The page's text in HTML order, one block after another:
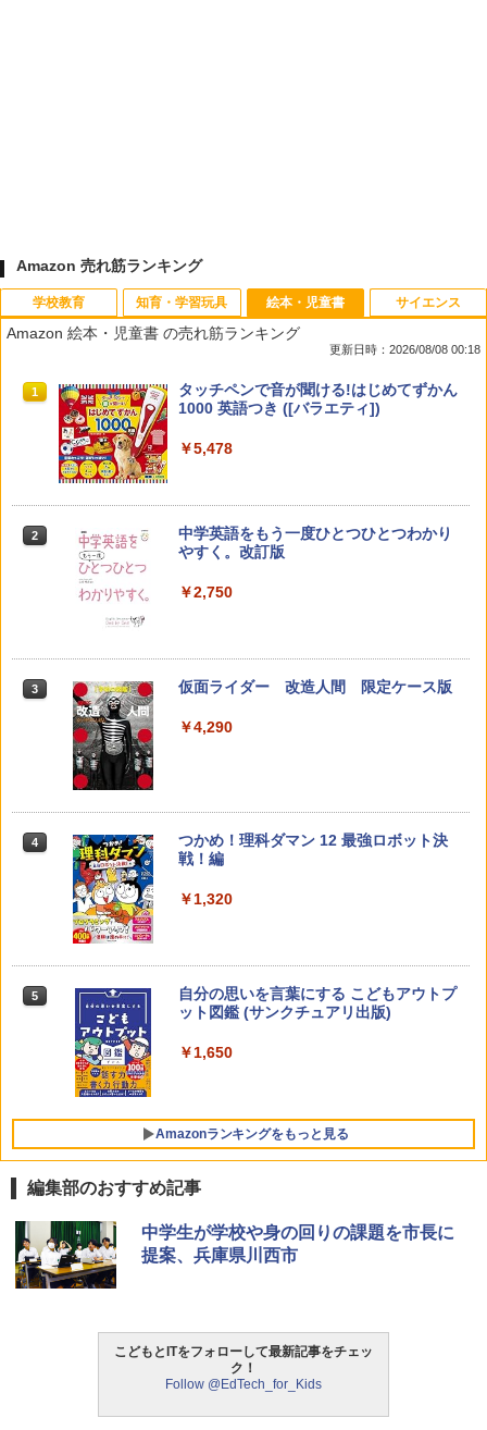
Amazon 売れ筋ランキング
学校教育
1 教育者のためのコーチング入門
2 先生のためのGoogle AI完全攻略図鑑
￥-
3
カウンセリングとは何か 変化するという
4 子どもが変わる魔法の言葉
￥2,200
5
ゼロからわかる！ みるみる図形に強く
なるマンガ
￥1,430
知育・学習玩具
1
Amazon Fire HD 10 キッズモデル (10イ
ンチ) ピンク 対象年齢3歳から 数千点の
2
パイロット スイスイおえかき for Study
何回も書ける! れんしゅうボード ひらが
な・カタカナ・すうじ・ABC 3歳以上 知
育
【くもん出版公式特別セット】くもん出
版(KUMON PUBLISHING) くもんの日本
￥4,046
くもん出版(KUMON PUBLISHING) ロジ
￥2,127
ンツが1年間使い放題
￥26,980
絵本・児童書
Amazon 絵本・児童書 の売れ筋ランキング
更新日時：2026/08/08 00:18
1
タッチペンで音が聞ける!はじめてずかん
1000 英語つき ([バラエティ])
￥5,478
2
中学英語をもう一度ひとつひとつわかり
やすく。改訂版
￥2,750
3 仮面ライダー 改造人間 限定ケース版
￥4,290
4
つかめ！理科ダマン 12 最強ロボット決
戦！編
￥1,320
5
自分の思いを言葉にする こどもアウトプ
ット図鑑 (サンクチュアリ出版)
￥1,650
Amazonランキングをもっと見る
サイエンス
ThinkFun ボードゲーム 「サーキット・
メイズ」 配線回路をプログラミングする
日本語説明書付 8歳~ 76341 誕生日 クリ
編集部のおすすめ記事
中学生が学校や身の回りの課題を市長に
提案、兵庫県川西市
こどもとITをフォローして最新記事をチェッ
ク！
Follow @EdTech_for_Kids